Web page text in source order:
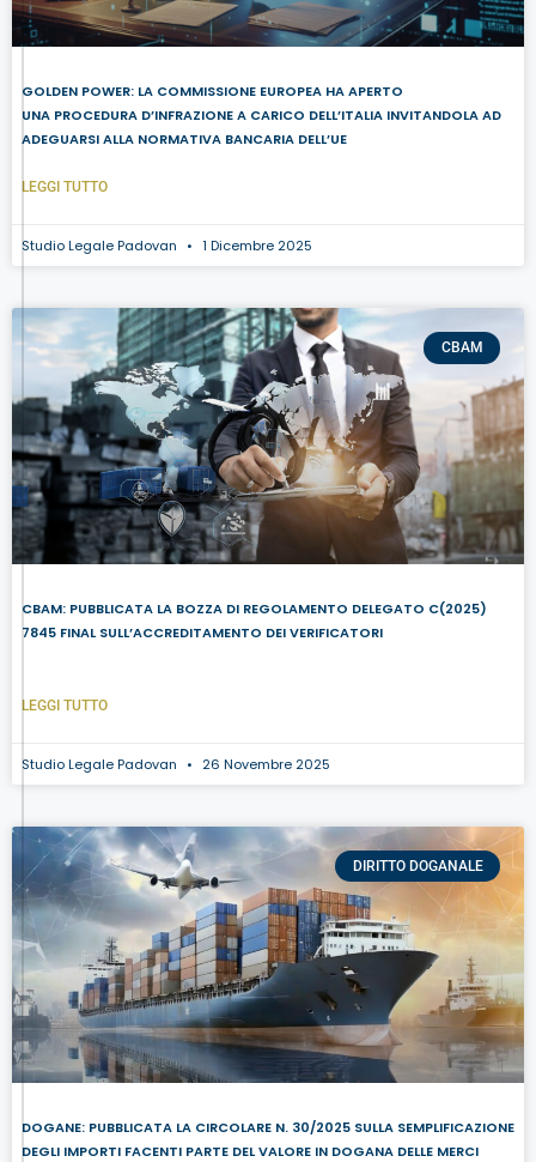
GOLDEN POWER: LA COMMISSIONE EUROPEA HA APERTO
UNA PROCEDURA D’INFRAZIONE A CARICO DELL’ITALIA INVITANDOLA AD
ADEGUARSI ALLA NORMATIVA BANCARIA DELL’UE
LEGGI TUTTO
Studio Legale Padovan 1 Dicembre 2025
CBAM
CBAM: PUBBLICATA LA BOZZA DI REGOLAMENTO DELEGATO C(2025)
7845 FINAL SULL’ACCREDITAMENTO DEI VERIFICATORI
LEGGI TUTTO
Studio Legale Padovan 26 Novembre 2025
DIRITTO DOGANALE
DOGANE: PUBBLICATA LA CIRCOLARE N. 30/2025 SULLA SEMPLIFICAZIONE
DEGLI IMPORTI FACENTI PARTE DEL VALORE IN DOGANA DELLE MERCI